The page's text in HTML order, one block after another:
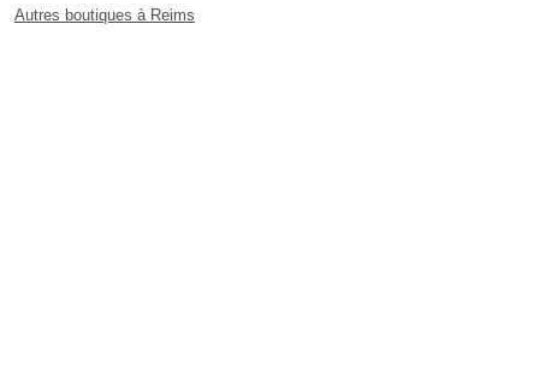
Autres boutiques à Reims